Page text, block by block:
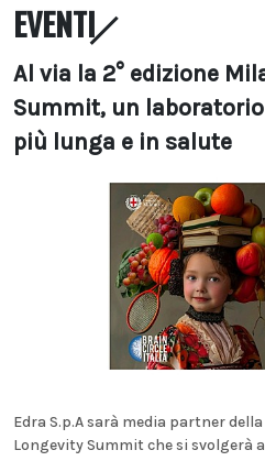
EVENTI
Al via la 2° edizione
Summit, un
più lunga e in salute
Edra S.p.A sarà media partner
Longevity Summit che si svolgerà a